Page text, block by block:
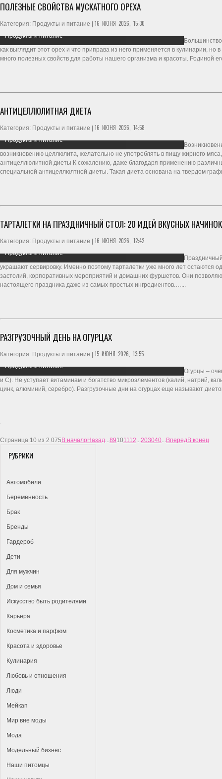
ПОЛЕЗНЫЕ СВОЙСТВА МУСКАТНОГО ОРЕХА
Категория: Продукты и питание | 16 ИЮНЯ 2026, 15:30
Продукты и питание
как выглядит этот орех и что приправа из него применяется в кулинарии,
много полезных свойств для работы нашего организма и красоты. Родиной
АНТИЦЕЛЛЮЛИТНАЯ ДИЕТА
Категория: Продукты и питание | 16 ИЮНЯ 2026, 14:58
Продукты и питание
возникновению целлюлита, желательно не употреблять в пищу жирного
антицеллюлитной диеты К сожалению, даже благодаря применению
специальной антицеллюлтной диеты. Такая диета основана на твердом
ТАРТАЛЕТКИ НА ПРАЗДНИЧНЫЙ СТОЛ: 20 ИДЕЙ ВКУСНЫХ НАЧИНОК
Категория: Продукты и питание | 16 ИЮНЯ 2026, 12:42
Продукты и питание
украшают сервировку. Именно поэтому тарталетки уже много лет
застолий, корпоративных мероприятий и домашних фуршетов. Они
настоящего праздника даже из самых простых ингредиентов.…...
РАЗГРУЗОЧНЫЙ ДЕНЬ НА ОГУРЦАХ
Категория: Продукты и питание | 15 ИЮНЯ 2026, 13:55
Продукты и питание
Огурцы –
и С). Не уступает витаминам и богатство микроэлементов (калий, натрий,
цинк, алюминий, серебро). Разгрузочные дни на огурцах еще называют
Страница 10 из 2 075 В началоНазад...89101112...203040...ВпередВ конец
РУБРИКИ
Автомобили
Беременность
Брак
Бренды
Гардероб
Дети
Для мужчин
Дом и семья
Искусство быть родителями
Карьера
Косметика и парфюм
Красота и здоровье
Кулинария
Любовь и отношения
Люди
Мейкап
Мир вне моды
Мода
Модельный бизнес
Наши питомцы